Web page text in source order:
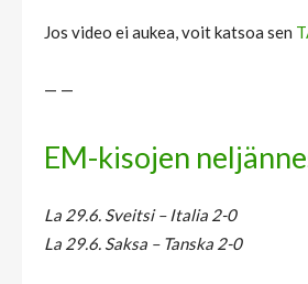
Jos video ei aukea, voit katsoa sen
— —
EM-kisojen
La 29.6. Sveitsi – Italia 2-0
La 29.6. Saksa – Tanska 2-0